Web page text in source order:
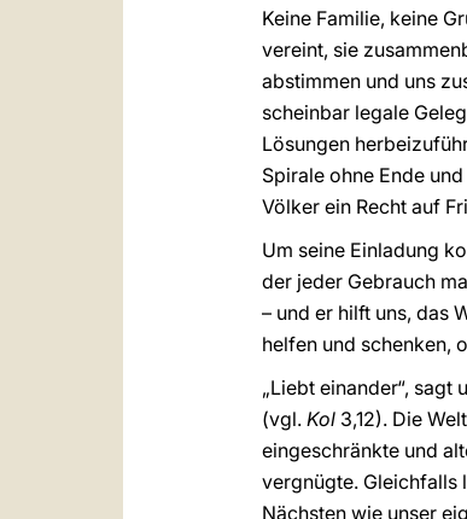
Keine Familie, keine
vereint, sie
abstimmen und uns
scheinbar legale
Lösungen
Spirale ohne Ende
Völker ein Recht auf
Um seine Einladung
der jeder Gebrauch
– und er hilft uns, das
helfen und schenken,
„Liebt einander“, sagt
(vgl. Kol 3,12). Die
eingeschränkte und
vergnügte. Gleichfalls
Nächsten wie unser